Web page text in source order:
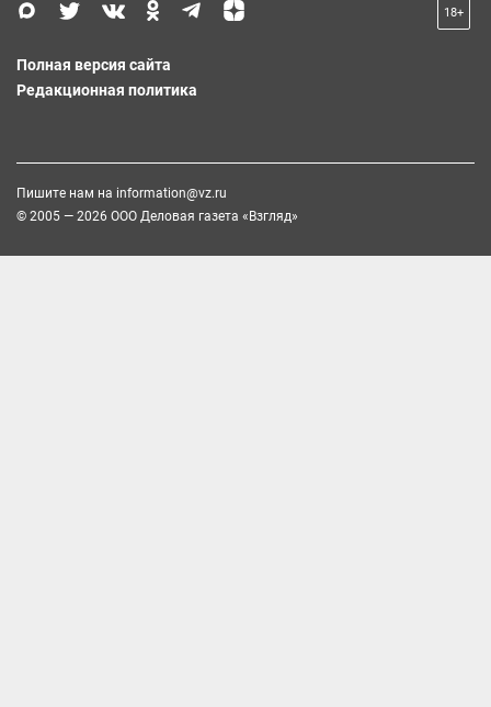
18+
Полная версия сайта
Редакционная политика
Пишите нам на information@vz.ru
© 2005 — 2026 ООО Деловая газета «Взгляд»